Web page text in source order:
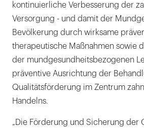
kontinuierliche Verbesserung der
Versorgung - und damit der
Bevölkerung durch wirksame
therapeutische Maßnahmen sowie
der mundgesundheitsbezogenen
präventive Ausrichtung der
Qualitätsförderung im Zentrum
Handelns.
„Die Förderung und Sicherung der